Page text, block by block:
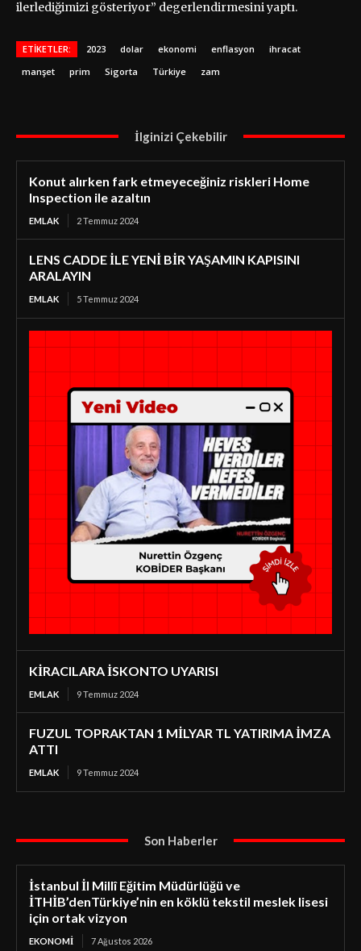
ilerlediğimizi gösteriyor” degerlendirmesini yaptı.
ETIKETLER: 2023 dolar ekonomi enflasyon
ihracat
manşet
prim Sigorta Türkiye zam
İlginizi Çekebilir
Konut alırken fark etmeyeceğiniz riskleri Home
Inspection ile azaltın
EMLAK 2 Temmuz 2024
LENS CADDE İLE YENİ BİR YAŞAMIN KAPISINI
ARALAYIN
EMLAK 5 Temmuz 2024
KİRACILARA İSKONTO UYARISI
EMLAK 9 Temmuz 2024
FUZUL TOPRAKTAN 1 MİLYAR TL YATIRIMA İMZA
ATTI
EMLAK 9 Temmuz 2024
Son Haberler
İstanbul İl Millî Eğitim Müdürlüğü ve
İTHİB’denTürkiye’nin en köklü tekstil meslek lisesi
için ortak vizyon
EKONOMI 7 Ağustos 2026